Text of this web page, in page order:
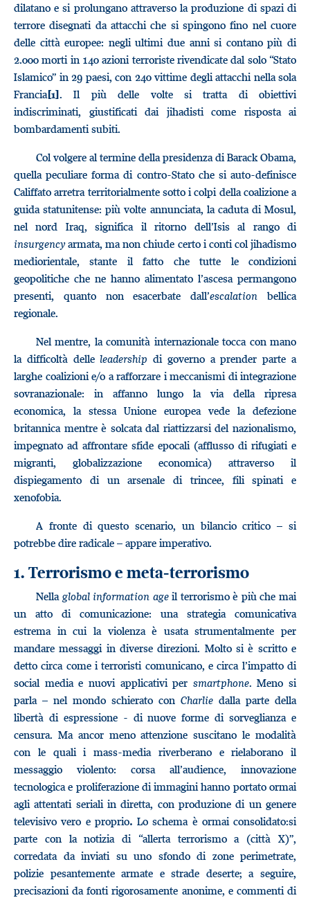
dilatano e si prolungano attraverso la produzione di spazi di
terrore disegnati da attacchi che si spingono fino nel cuore
delle città europee: negli ultimi due anni si contano più di
2.000 morti in 140 azioni terroriste rivendicate dal solo “Stato
Islamico” in 29 paesi, con 240 vittime degli attacchi nella sola
Francia[1]. Il più delle volte si tratta di obiettivi
indiscriminati, giustificati dai jihadisti come risposta ai
bombardamenti subiti.
Col volgere al termine della presidenza di Barack Obama,
quella peculiare forma di contro-Stato che si auto-definisce
Califfato arretra territorialmente sotto i colpi della coalizione a
guida statunitense: più volte annunciata, la caduta di Mosul,
nel nord Iraq, significa il ritorno dell’Isis al rango di
insurgencyarmata, ma non chiude certo i conti col jihadismo
mediorientale, stante il fatto che tutte le condizioni
geopolitiche che ne hanno alimentato l’ascesa permangono
presenti, quanto non esacerbate dall’escalation bellica
regionale.
Nel mentre, la comunità internazionale tocca con mano
la difficoltà delleleadership di governo a prender parte a
larghe coalizioni e/o a rafforzare i meccanismi di integrazione
sovranazionale: in affanno lungo la via della ripresa
economica, la stessa Unione europea vede la defezione
britannica mentre è solcata dal riattizzarsi del nazionalismo,
impegnato ad affrontare sfide epocali (afflusso di rifugiati e
migranti, globalizzazione economica) attraverso il
dispiegamento di un arsenale di trincee, fili spinati e
xenofobia.
A fronte di questo scenario, un bilancio critico – si
potrebbe dire radicale – appare imperativo.
1. Terrorismo e meta-terrorismo
Nella global information ageil terrorismo è più che mai
un atto di comunicazione: una strategia comunicativa
estrema in cui la violenza è usata strumentalmente per
mandare messaggi in diverse direzioni. Molto si è scritto e
detto circa come i terroristi comunicano, e circa l’impatto di
social media e nuovi applicativi per smartphone. Meno si
parla – nel mondo schierato con Charlie dalla parte della
libertà di espressione - di nuove forme di sorveglianza e
censura. Ma ancor meno attenzione suscitano le modalità
con le quali i mass-media riverberano e rielaborano il
messaggio violento: corsa all’audience, innovazione
tecnologica e proliferazione di immagini hanno portato ormai
agli attentati seriali in diretta, con produzione di un genere
televisivo vero e proprio. Lo schema è ormai consolidato:si
parte con la notizia di “allerta terrorismo a (città X)”,
corredata da inviati su uno sfondo di zone perimetrate,
polizie pesantemente armate e strade deserte; a seguire,
precisazioni da fonti rigorosamente anonime, e commenti di